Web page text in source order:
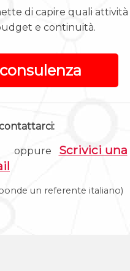
di capire quali attività
e continuità.
oppure Scrivici una
un referente italiano)